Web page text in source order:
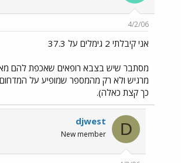
4/2/06
אני קיבלתי 2 גימלים על 37.3
מסתבר שיש בצבא רופאים שאכפת להם
מרגיש ולא רק מהמספר שמופיע על
כך קצת כאלה).
D
djwest
New member